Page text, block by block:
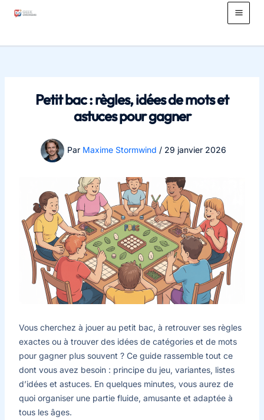
Main
Petit bac : règles, idées de mots et
astuces pour gagner
Par Maxime Stormwind / 29 janvier 2026
Vous cherchez à jouer au petit bac, à retrouver ses règles
exactes ou à trouver des idées de catégories et de mots
pour gagner plus souvent ? Ce guide rassemble tout ce
dont vous avez besoin : principe du jeu, variantes, listes
d’idées et astuces. En quelques minutes, vous aurez de
quoi organiser une partie fluide, amusante et adaptée à
tous les âges.